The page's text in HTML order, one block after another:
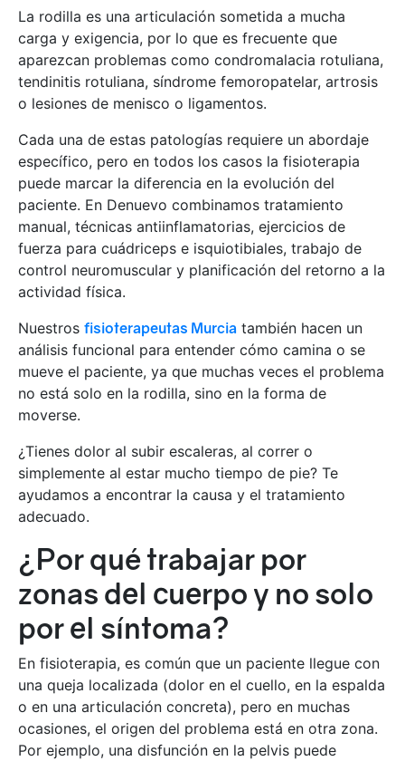
La rodilla es una articulación sometida a mucha
carga y exigencia, por lo que es frecuente que
aparezcan problemas como condromalacia rotuliana,
tendinitis rotuliana, síndrome femoropatelar, artrosis
o lesiones de menisco o ligamentos.
Cada una de estas patologías requiere un abordaje
específico, pero en todos los casos la fisioterapia
puede marcar la diferencia en la evolución del
paciente. En Denuevo combinamos tratamiento
manual, técnicas antiinflamatorias, ejercicios de
fuerza para cuádriceps e isquiotibiales, trabajo de
control neuromuscular y planificación del retorno a la
actividad física.
Nuestros fisioterapeutas Murcia también hacen un
análisis funcional para entender cómo camina o se
mueve el paciente, ya que muchas veces el problema
no está solo en la rodilla, sino en la forma de
moverse.
¿Tienes dolor al subir escaleras, al correr o
simplemente al estar mucho tiempo de pie? Te
ayudamos a encontrar la causa y el tratamiento
adecuado.
¿Por qué trabajar por
zonas del cuerpo y no solo
por el síntoma?
En fisioterapia, es común que un paciente llegue con
una queja localizada (dolor en el cuello, en la espalda
o en una articulación concreta), pero en muchas
ocasiones, el origen del problema está en otra zona.
Por ejemplo, una disfunción en la pelvis puede